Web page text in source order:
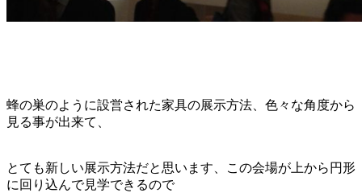
蜂の巣のように設営された家具の展示方法、色々な角度から
見る事が出来て、
とても新しい展示方法だと思います、この会場が上から円形
に回り込んで見学できるので